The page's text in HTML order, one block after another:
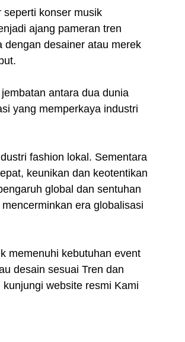
seperti konser musik
ajang pameran tren
dengan desainer atau merek
antara dua dunia
yang memperkaya industri
fashion lokal. Sementara
keunikan dan keotentikan
global dan sentuhan
era globalisasi
memenuhi kebutuhan event
desain sesuai Tren dan
website resmi Kami